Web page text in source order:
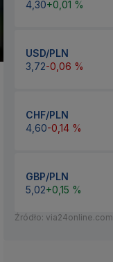
4,30+0,01 %
USD/PLN
3,72-0,06 %
CHF/PLN
4,60-0,14 %
GBP/PLN
5,02+0,15 %
Źródło: via24online.com